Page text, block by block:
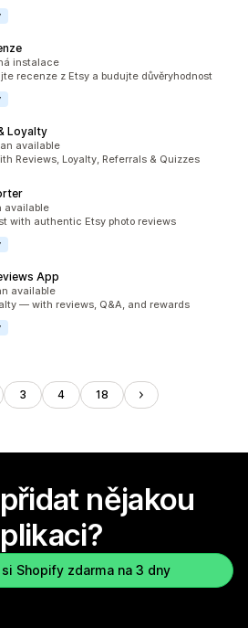
319
instalace
recenze z Etsy a budujte důvěryhodnost
Loyalty
1314
available
Reviews, Loyalty, Referrals & Quizzes
98
available
with authentic Etsy photo reviews
App
483
available
— with reviews, Q&A, and rewards
3 4 18
nějakou
Shopify zdarma na 3 dny